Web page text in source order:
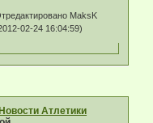
MaksK
02-24 16:04:59)
Атлетики